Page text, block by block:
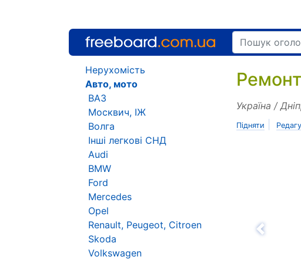
Україна /
Підняти
Назад
Нерухомість
Авто, мото
ВАЗ
Москвич, ІЖ
Волга
Інші легкові СНД
Audi
BMW
Ford
Mercedes
Opel
Renault, Peugeot, Citroen
Skoda
Volkswagen